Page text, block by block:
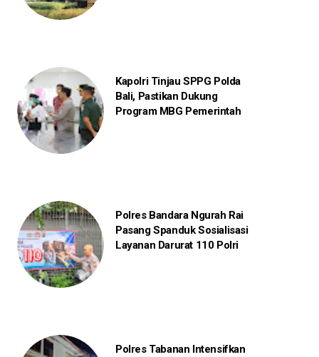
Kapolri Tinjau SPPG Polda
Bali, Pastikan Dukung
Program MBG Pemerintah
Polres Bandara Ngurah Rai
Pasang Spanduk Sosialisasi
Layanan Darurat 110 Polri
Polres Tabanan Intensifkan